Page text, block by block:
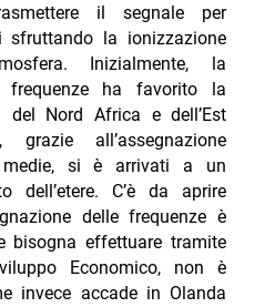
il segnale per
sfruttando la ionizzazione
Inizialmente, la
frequenze ha favorito la
del Nord Africa e dell’Est
grazie all’assegnazione
si è arrivati a un
dell’etere. C’è da aprire
delle frequenze è
bisogna effettuare tramite
Economico, non è
invece accade in Olanda